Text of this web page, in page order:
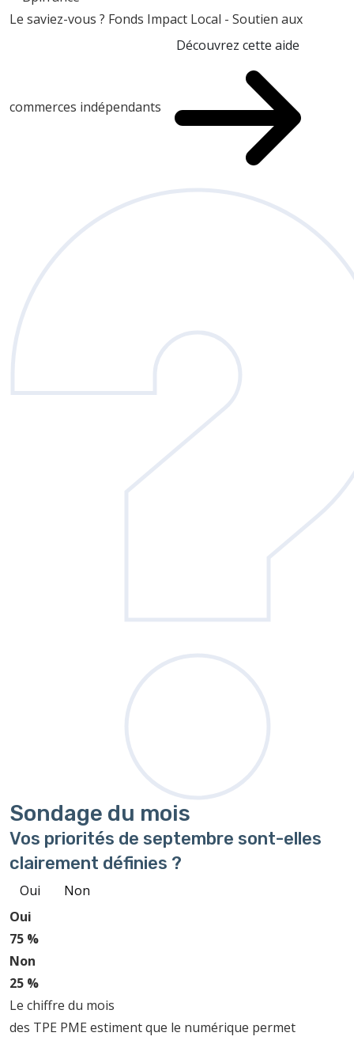
Le saviez-vous ? Fonds Impact Local - Soutien aux
commerces indépendants
Découvrez cette aide
Sondage du mois
Vos priorités de septembre sont-elles
clairement définies ?
Oui
Non
Oui
75 %
Non
25 %
Le chiffre du mois
des TPE PME estiment que le numérique permet